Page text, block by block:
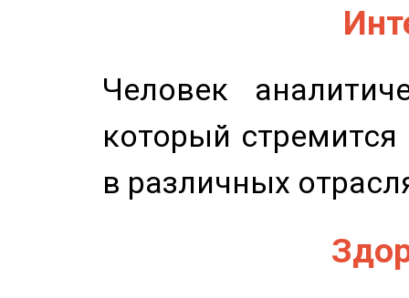
Человек
который
в различных